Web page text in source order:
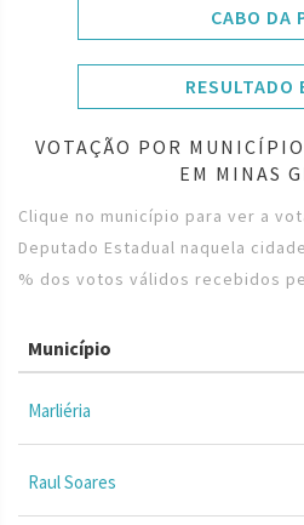
CABO DA
RESULTADO
VOTAÇÃO POR
EM MINAS
Clique no município para ver a
Deputado Estadual naquela cidade
% dos votos válidos recebidos
Município
Marliéria
Raul Soares